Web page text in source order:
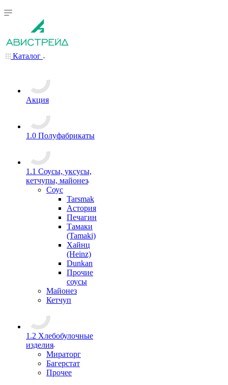
Каталог
Акция
1.0 Полуфабрикаты
1.1 Соусы, уксусы,
кетчупы, майонез
Соус
Tarsmak
Астория
Печагин
Тамаки
(Tamaki)
Хайнц
(Heinz)
Dunkan
Прочие
соусы
Майонез
Кетчуп
1.2 Хлебобулочные
изделия
Мираторг
Багерстат
Прочее